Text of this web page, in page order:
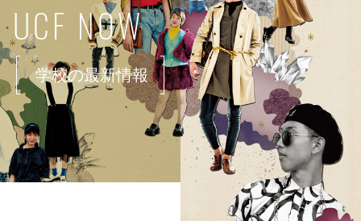
UCF NOW
学校の最新情報